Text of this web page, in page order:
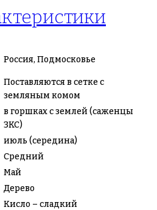
Россия, Подмосковье
Поставляются в сетке с
земляным комом
в горшках с землей (саженцы
ЗКС)
июль (середина)
Средний
Май
Дерево
Кисло – сладкий